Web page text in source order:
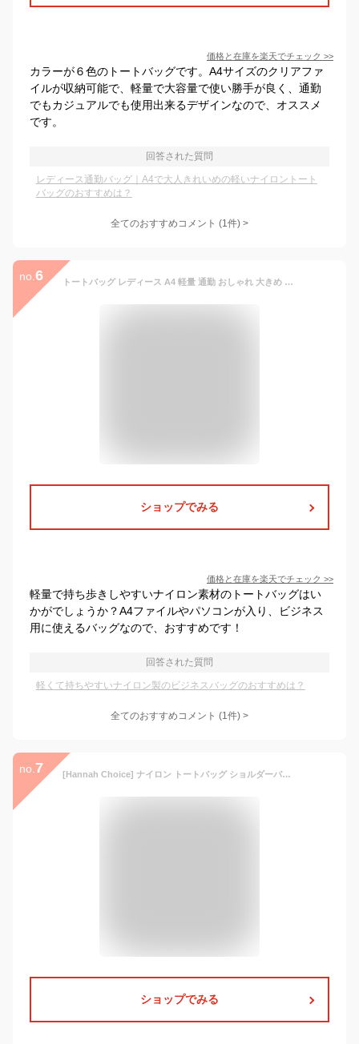
価格と在庫を楽天でチェック >>
カラーが６色のトートバッグです。A4サイズのクリアファ
イルが収納可能で、軽量で大容量で使い勝手が良く、通勤
でもカジュアルでも使用出来るデザインなので、オススメ
です。
回答された質問
レディース通勤バッグ｜A4で大人きれいめの軽いナイロントート
バッグのおすすめは？
全てのおすすめコメント (1件) >
no. 6 トートバッグ レディース A4 軽量 通勤 おしゃれ 大きめ 軽い 撥水 ナイロン ブラック ネイビー ワイン ボルドー ローズ 縦 横 オシャレ トート バック
ショップでみる
価格と在庫を楽天でチェック >>
軽量で持ち歩きしやすいナイロン素材のトートバッグはい
かがでしょうか？A4ファイルやパソコンが入り、ビジネス
用に使えるバッグなので、おすすめです！
回答された質問
軽くて持ちやすいナイロン製のビジネスバッグのおすすめは？
全てのおすすめコメント (1件) >
no. 7 [Hannah Choice] ナイロン トートバッグ ショルダーバッグ A4 レディース 肩掛け 通勤 防水 軽量 折りたたみ マザーズバッグ ファスナー付き PC14インチ 旅行 出張 一泊用 (ネービー)
ショップでみる